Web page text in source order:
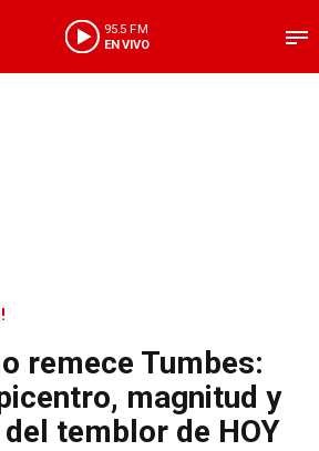
95.5 FM
EN VIVO
remece Tumbes:
magnitud y
temblor de HOY